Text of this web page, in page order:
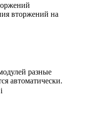
вторжений на
разные
автоматически.
i